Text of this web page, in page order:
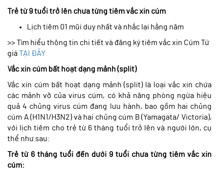
Trẻ từ 9 tuổi trở lên chưa từng tiêm vắc xin cúm
Lịch tiêm 01 mũi duy nhất và nhắc lại hằng năm
>> Tìm hiểu thông tin chi tiết và đăng ký tiêm vắc xin Cúm Tứ
giáTẠI ĐÂY
Vắc xin cúm bất hoạt dạng mảnh (split)
Vắc xin cúm bất hoạt dạng mảnh (split) là loại vắc xin chứa
các mảnh vỡ của virus cúm, có khả năng phòng ngừa hiệu
quả 4 chủng virus cúm đang lưu hành, bao gồm hai chủng
cúm A (H1N1/H3N2) và hai chủng cúm B (Yamagata/ Victoria),
với lịch tiêm cho trẻ từ 6 tháng tuổi trở lên và người lớn, cụ
thể như sau:
Trẻ từ 6 tháng tuổi đến dưới 9 tuổi chưa từng tiêm vắc xin
cúm: